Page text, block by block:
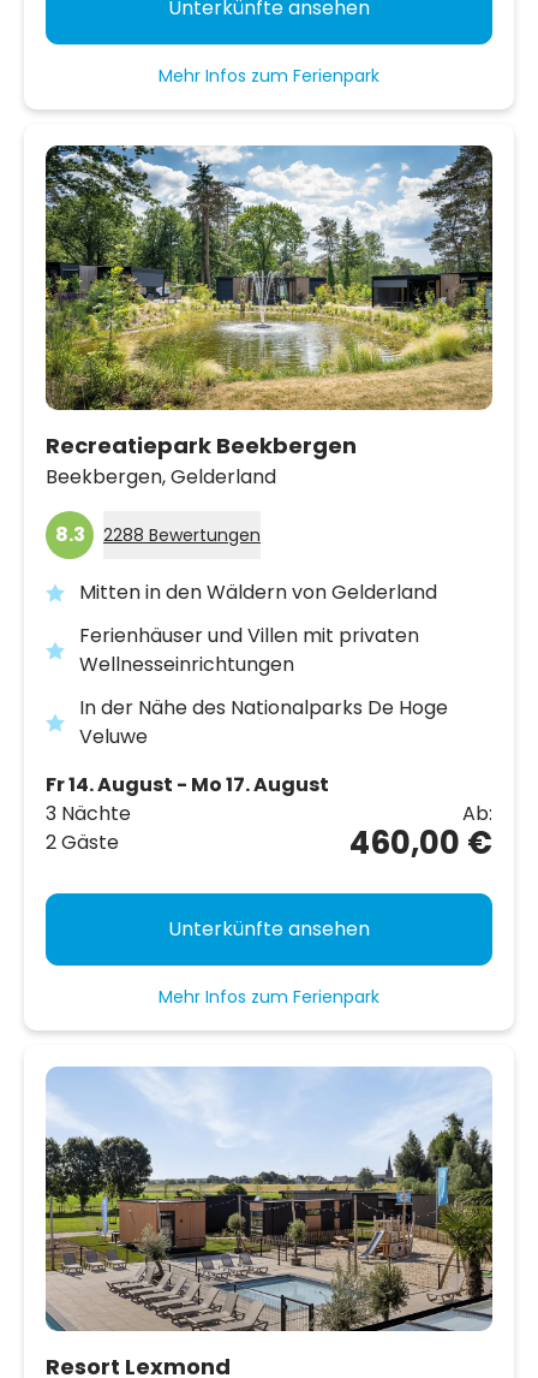
Unterkünfte ansehen
Mehr Infos zum Ferienpark
Recreatiepark Beekbergen
Beekbergen,Gelderland
8.3 2288 Bewertungen
Mitten in den Wäldern von Gelderland
Ferienhäuser und Villen mit privaten
Wellnesseinrichtungen
In der Nähe des Nationalparks De Hoge
Veluwe
Fr 14. August - Mo 17. August
3 Nächte
2 Gäste
Ab:
460,00 €
Unterkünfte ansehen
Mehr Infos zum Ferienpark
Resort Lexmond